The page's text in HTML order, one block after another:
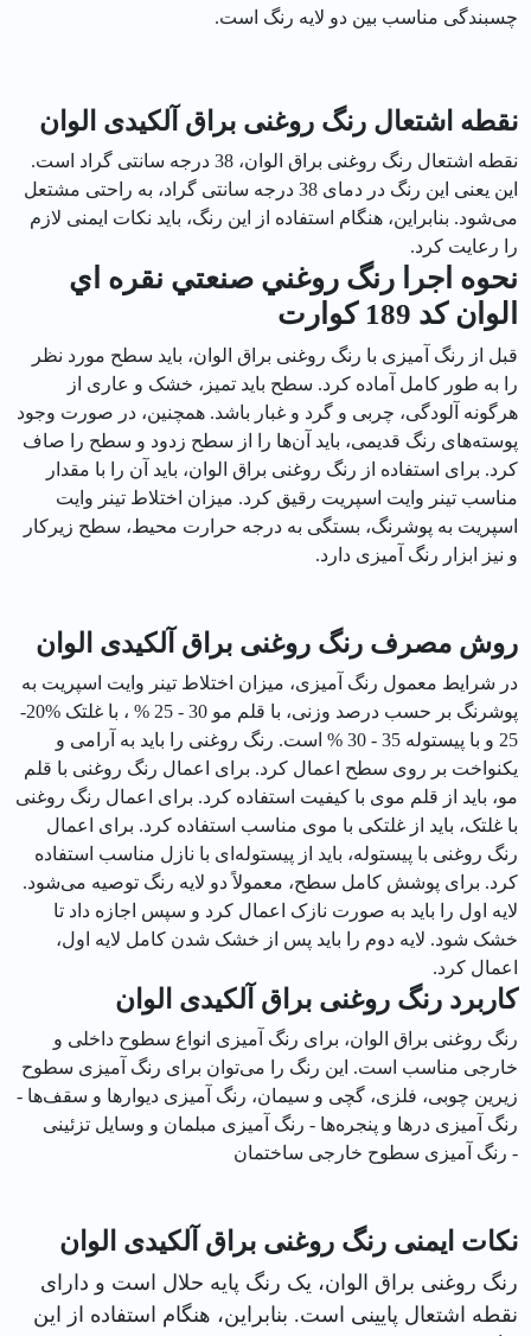
چسبندگی مناسب بین دو لایه رنگ است.
نقطه اشتعال رنگ روغنی براق آلکیدی الوان
نقطه اشتعال رنگ روغنی براق الوان، 38 درجه سانتی گراد است.
این یعنی این رنگ در دمای 38 درجه سانتی گراد، به راحتی مشتعل
می‌شود. بنابراین، هنگام استفاده از این رنگ، باید نکات ایمنی لازم
را رعایت کرد.
نحوه اجرا رنگ روغني صنعتي نقره اي
الوان کد 189 كوارت
قبل از رنگ آمیزی با رنگ روغنی براق الوان، باید سطح مورد نظر
را به طور کامل آماده کرد. سطح باید تمیز، خشک و عاری از
هرگونه آلودگی، چربی و گرد و غبار باشد. همچنین، در صورت وجود
پوسته‌های رنگ قدیمی، باید آن‌ها را از سطح زدود و سطح را صاف
کرد. برای استفاده از رنگ روغنی براق الوان، باید آن را با مقدار
مناسب تینر وایت اسپریت رقیق کرد. میزان اختلاط تینر وایت
اسپریت به پوشرنگ، بستگی به درجه حرارت محیط، سطح زیرکار
و نیز ابزار رنگ آمیزی دارد.
روش مصرف رنگ روغنی براق آلکیدی الوان
در شرایط معمول رنگ آمیزی، میزان اختلاط تینر وایت اسپریت به
پوشرنگ بر حسب درصد وزنی، با قلم مو 30 - 25 % ، با غلتک %20-
25 و با پیستوله 35 - 30 % است. رنگ روغنی را باید به آرامی و
یکنواخت بر روی سطح اعمال کرد. برای اعمال رنگ روغنی با قلم
مو، باید از قلم موی با کیفیت استفاده کرد. برای اعمال رنگ روغنی
با غلتک، باید از غلتکی با موی مناسب استفاده کرد. برای اعمال
رنگ روغنی با پیستوله، باید از پیستوله‌ای با نازل مناسب استفاده
کرد. برای پوشش کامل سطح، معمولاً دو لایه رنگ توصیه می‌شود.
لایه اول را باید به صورت نازک اعمال کرد و سپس اجازه داد تا
خشک شود. لایه دوم را باید پس از خشک شدن کامل لایه اول،
اعمال کرد.
کاربرد رنگ روغنی براق آلکیدی الوان
رنگ روغنی براق الوان، برای رنگ آمیزی انواع سطوح داخلی و
خارجی مناسب است. این رنگ را می‌توان برای رنگ آمیزی سطوح
زیرین چوبی، فلزی، گچی و سیمان، رنگ آمیزی دیوارها و سقف‌ها -
رنگ آمیزی درها و پنجره‌ها - رنگ آمیزی مبلمان و وسایل تزئینی
- رنگ آمیزی سطوح خارجی ساختمان
نکات ایمنی رنگ روغنی براق آلکیدی الوان
رنگ روغنی براق الوان، یک رنگ پایه حلال است و دارای
نقطه اشتعال پایینی است. بنابراین، هنگام استفاده از این